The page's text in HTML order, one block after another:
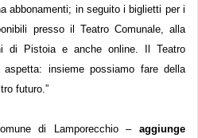
abbonamenti; in seguito i biglietti per i
presso il Teatro Comunale, alla
di Pistoia e anche online. Il Teatro
insieme possiamo fare della
futuro.”
di Lamporecchio – aggiunge